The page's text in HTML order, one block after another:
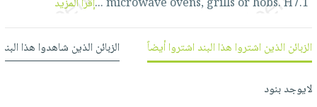
مطرزات
حقائب
حلي
بالذات
عن
الشركة
سياسة
الشركة
حسابك
لائحة
الأمنيات
microwave ovens, grills orhobs.H7.1
...إقرأ المزيد
الزبائن الذين اشتروا هذا البند اشتروا أيضاً الزبائن الذين شاهدوا هذا
لايوجد بنود